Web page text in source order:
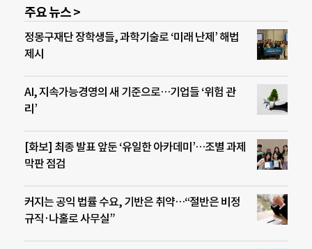
주요 뉴스 >
정몽구재단 장학생들, 과학기술로 ‘미래 난제’ 해법
제시
AI, 지속가능경영의 새 기준으로…기업들 ‘위험 관
리’
[화보] 최종 발표 앞둔 ‘유일한 아카데미’…조별 과제
막판 점검
커지는 공익 법률 수요, 기반은 취약…“절반은 비정
규직·나홀로 사무실”